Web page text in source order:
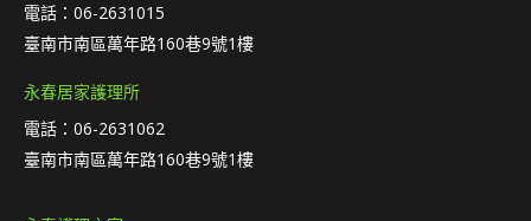
電話：06-2631015
臺南市南區萬年路160巷9號1樓
永春居家護理所
電話：06-2631062
臺南市南區萬年路160巷9號1樓